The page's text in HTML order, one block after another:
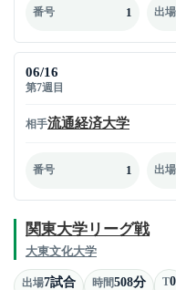
番号 1 出場
06/16
第7週目
相手流通経済大学
番号 1 出場
関東大学リーグ戦
大東文化大学
出場7試合 時間508分 T0